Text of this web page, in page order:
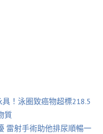
！泳圈致癌物超標218.5
質
雷射手術助他排尿順暢一